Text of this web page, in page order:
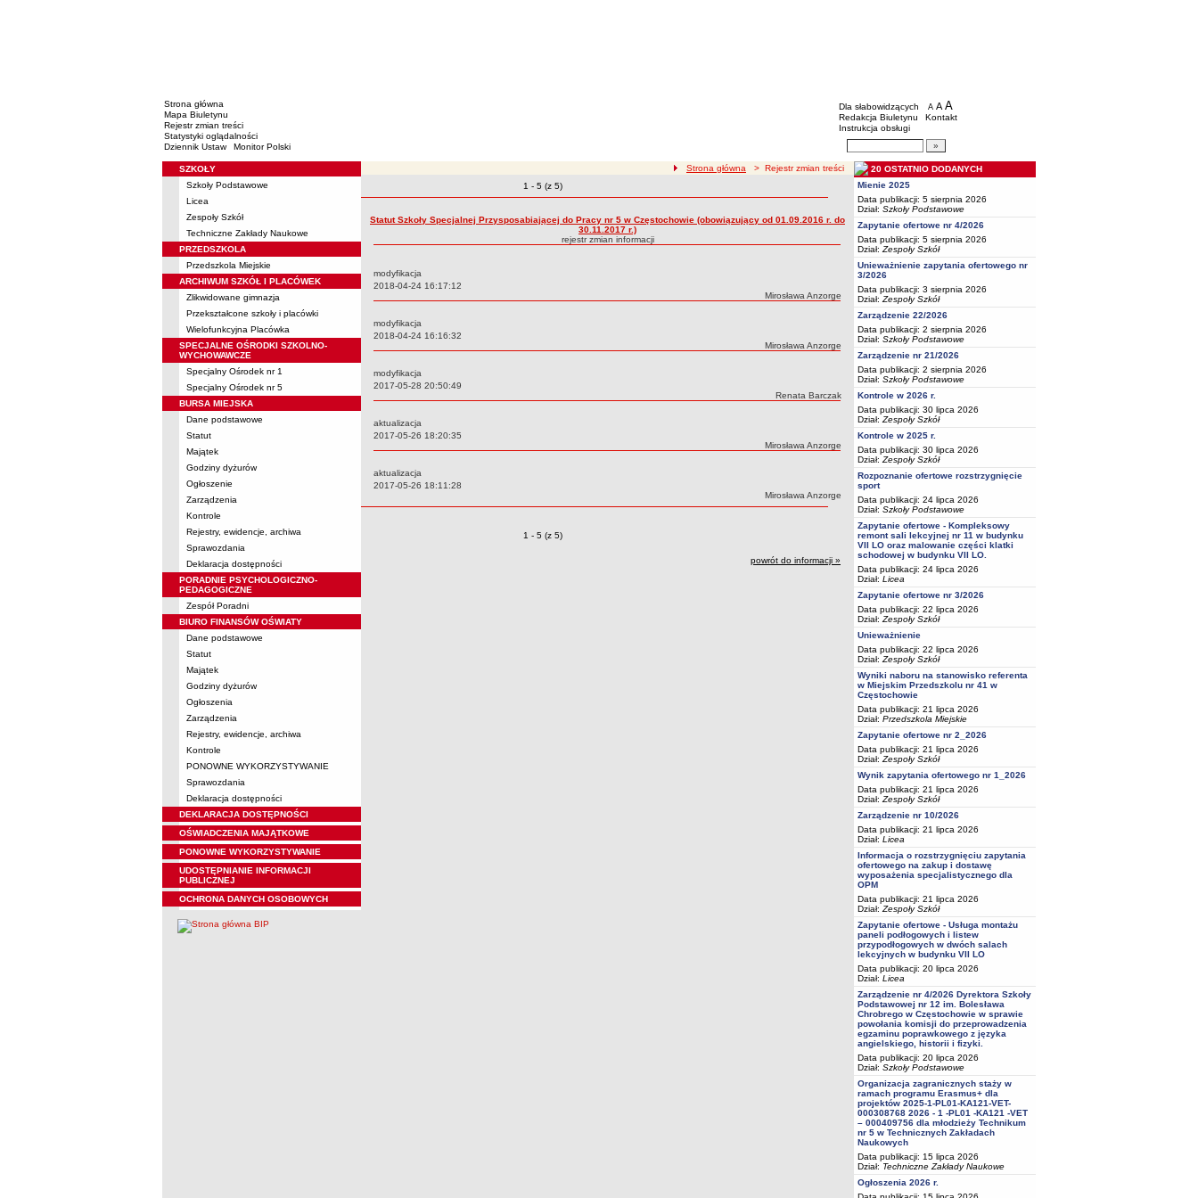
Strona główna
Mapa Biuletynu
Rejestr zmian treści
Statystyki oglądalności
Dziennik Ustaw
Monitor Polski
BIP - Oświata Częstochowa
Menu dodatkowe
Dla słabowidzących A pomniejsz czcionkę
A standardowy rozmiar czcionki
A
Redakcja Biuletynu
Kontakt
Instrukcja obsługi
Wyszukiwarka artykułów
Menu
SZKOŁY
Szkoły Podstawowe
Licea
Zespoły Szkół
Techniczne Zakłady Naukowe
PRZEDSZKOLA
Przedszkola Miejskie
ARCHIWUM SZKÓŁ I PLACÓWEK
Zlikwidowane gimnazja
Przekształcone szkoły i placówki
Wielofunkcyjna Placówka
SPECJALNE OŚRODKI SZKOLNO-
WYCHOWAWCZE
Specjalny Ośrodek nr 1
Specjalny Ośrodek nr 5
BURSA MIEJSKA
Dane podstawowe
Statut
Majątek
Godziny dyżurów
Ogłoszenie
Zarządzenia
Kontrole
Rejestry, ewidencje, archiwa
Sprawozdania
Deklaracja dostępności
PORADNIE PSYCHOLOGICZNO-
PEDAGOGICZNE
Zespół Poradni
BIURO FINANSÓW OŚWIATY
Dane podstawowe
Statut
Majątek
Godziny dyżurów
Ogłoszenia
Zarządzenia
Rejestry, ewidencje, archiwa
Kontrole
PONOWNE WYKORZYSTYWANIE
Sprawozdania
Deklaracja dostępności
DEKLARACJA DOSTĘPNOŚCI
OŚWIADCZENIA MAJĄTKOWE
PONOWNE WYKORZYSTYWANIE
UDOSTĘPNIANIE INFORMACJI
PUBLICZNEJ
OCHRONA DANYCH OSOBOWYCH
ścieżka nawigacji
Strona główna > Rejestr zmian treści
Zmiany o pozycjach
1 - 5 (z 5)
Statut Szkoły Specjalnej Przysposabiającej do Pracy nr 5 w Częstochowie (obowiązujący od 01.09.2016 r. do
30.11.2017 r.)
rejestr zmian informacji
modyfikacja
Data:
2018-04-24 16:17:12
Autor:
Mirosława Anzorge
modyfikacja
Data:
2018-04-24 16:16:32
Autor:
Mirosława Anzorge
modyfikacja
Data:
2017-05-28 20:50:49
Autor:
Renata Barczak
aktualizacja
Data:
2017-05-26 18:20:35
Autor:
Mirosława Anzorge
aktualizacja
Data:
2017-05-26 18:11:28
Autor:
Mirosława Anzorge
Zmiany o pozycjach
1 - 5 (z 5)
powrót do informacji »
20 OSTATNIO DODANYCH
Mienie 2025
Data publikacji: 5 sierpnia 2026
Dział: Szkoły Podstawowe
Zapytanie ofertowe nr 4/2026
Data publikacji: 5 sierpnia 2026
Dział: Zespoły Szkół
Unieważnienie zapytania ofertowego nr
3/2026
Data publikacji: 3 sierpnia 2026
Dział: Zespoły Szkół
Zarządzenie 22/2026
Data publikacji: 2 sierpnia 2026
Dział: Szkoły Podstawowe
Zarządzenie nr 21/2026
Data publikacji: 2 sierpnia 2026
Dział: Szkoły Podstawowe
Kontrole w 2026 r.
Data publikacji: 30 lipca 2026
Dział: Zespoły Szkół
Kontrole w 2025 r.
Data publikacji: 30 lipca 2026
Dział: Zespoły Szkół
Rozpoznanie ofertowe rozstrzygnięcie
sport
Data publikacji: 24 lipca 2026
Dział: Szkoły Podstawowe
Zapytanie ofertowe - Kompleksowy
remont sali lekcyjnej nr 11 w budynku
VII LO oraz malowanie części klatki
schodowej w budynku VII LO.
Data publikacji: 24 lipca 2026
Dział: Licea
Zapytanie ofertowe nr 3/2026
Data publikacji: 22 lipca 2026
Dział: Zespoły Szkół
Unieważnienie
Data publikacji: 22 lipca 2026
Dział: Zespoły Szkół
Wyniki naboru na stanowisko referenta
w Miejskim Przedszkolu nr 41 w
Częstochowie
Data publikacji: 21 lipca 2026
Dział: Przedszkola Miejskie
Zapytanie ofertowe nr 2_2026
Data publikacji: 21 lipca 2026
Dział: Zespoły Szkół
Wynik zapytania ofertowego nr 1_2026
Data publikacji: 21 lipca 2026
Dział: Zespoły Szkół
Zarządzenie nr 10/2026
Data publikacji: 21 lipca 2026
Dział: Licea
Informacja o rozstrzygnięciu zapytania
ofertowego na zakup i dostawę
wyposażenia specjalistycznego dla
OPM
Data publikacji: 21 lipca 2026
Dział: Zespoły Szkół
Zapytanie ofertowe - Usługa montażu
paneli podłogowych i listew
przypodłogowych w dwóch salach
lekcyjnych w budynku VII LO
Data publikacji: 20 lipca 2026
Dział: Licea
Zarządzenie nr 4/2026 Dyrektora Szkoły
Podstawowej nr 12 im. Bolesława
Chrobrego w Częstochowie w sprawie
powołania komisji do przeprowadzenia
egzaminu poprawkowego z języka
angielskiego, historii i fizyki.
Data publikacji: 20 lipca 2026
Dział: Szkoły Podstawowe
Organizacja zagranicznych staży w
ramach programu Erasmus+ dla
projektów 2025-1-PL01-KA121-VET-
000308768 2026 - 1 -PL01 -KA121 -VET
– 000409756 dla młodzieży Technikum
nr 5 w Technicznych Zakładach
Naukowych
Data publikacji: 15 lipca 2026
Dział: Techniczne Zakłady Naukowe
Ogłoszenia 2026 r.